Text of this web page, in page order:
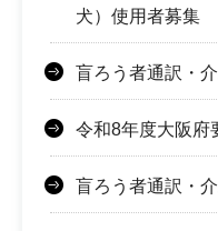
犬）使用者募集
盲ろう者通訳・
令和8年度大阪府
盲ろう者通訳・